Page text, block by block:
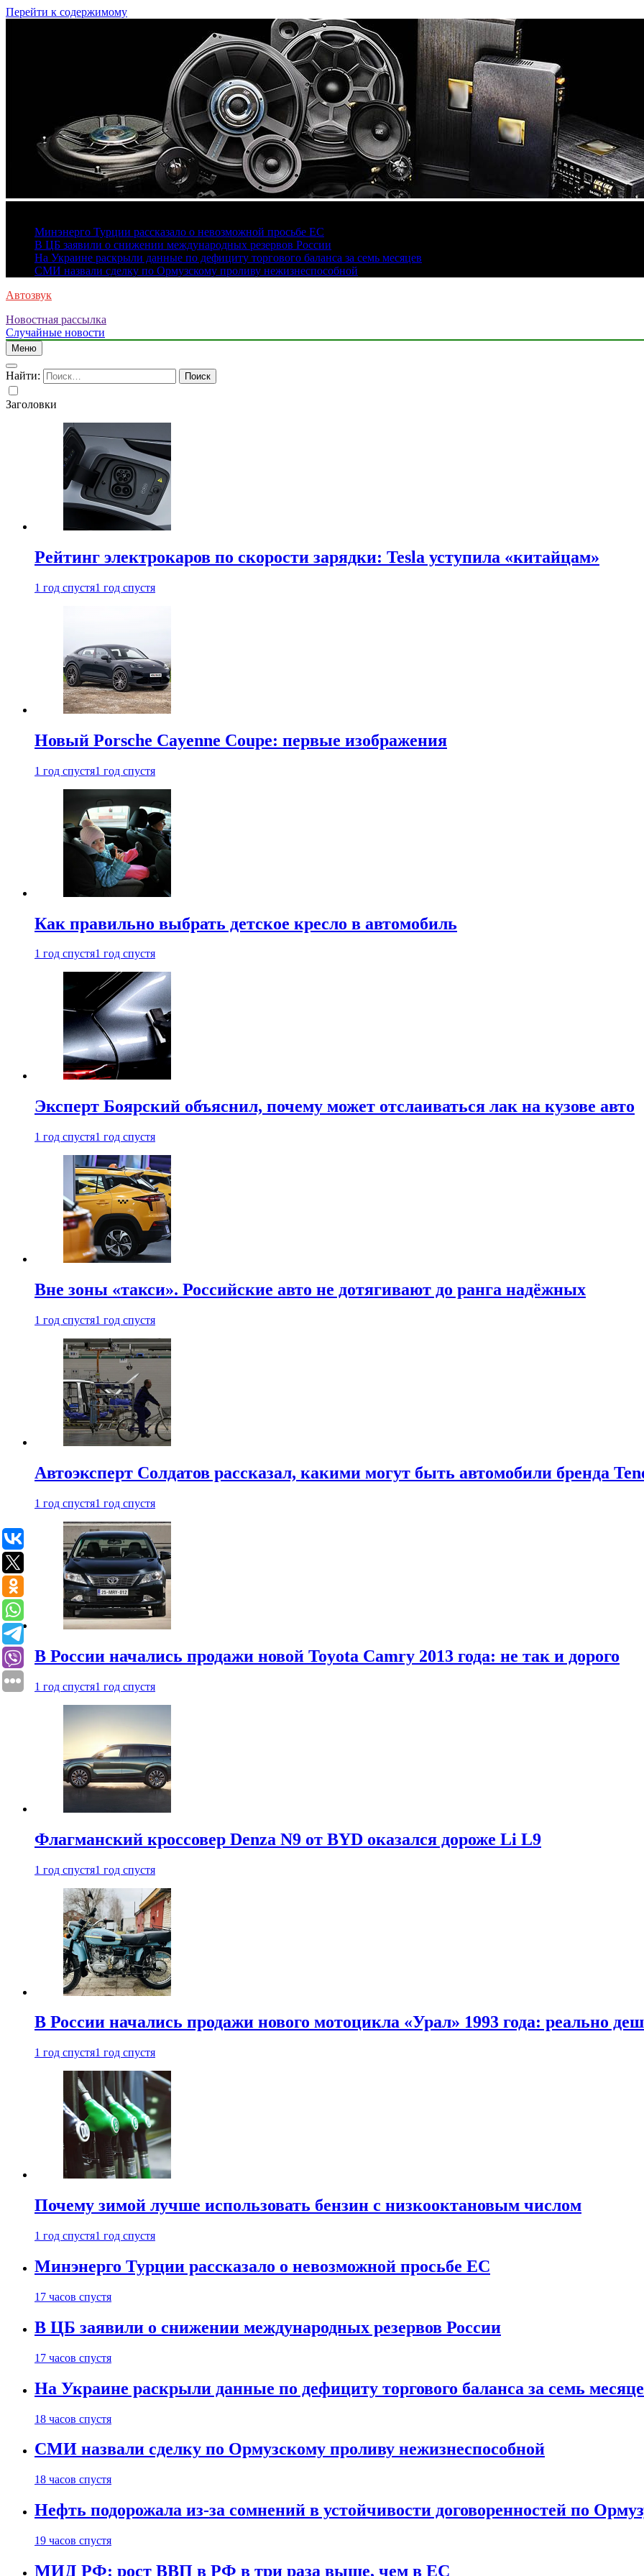
Перейти к содержимому
Минэнерго Турции рассказало о невозможной просьбе ЕС
В ЦБ заявили о снижении международных резервов России
На Украине раскрыли данные по дефициту торгового баланса за семь месяцев
СМИ назвали сделку по Ормузскому проливу нежизнеспособной
Автозвук
Новостная рассылка
Случайные новости
Меню
Найти:
Заголовки
Рейтинг электрокаров по скорости зарядки: Tesla уступила «китайцам»
1 год спустя1 год спустя
Новый Porsche Cayenne Coupe: первые изображения
1 год спустя1 год спустя
Как правильно выбрать детское кресло в автомобиль
1 год спустя1 год спустя
Эксперт Боярский объяснил, почему может отслаиваться лак на кузове авто
1 год спустя1 год спустя
Вне зоны «такси». Российские авто не дотягивают до ранга надёжных
1 год спустя1 год спустя
Автоэксперт Солдатов рассказал, какими могут быть автомобили бренда
1 год спустя1 год спустя
В России начались продажи новой Toyota Camry 2013 года: не так и дорого
1 год спустя1 год спустя
Флагманский кроссовер Denza N9 от BYD оказался дороже Li L9
1 год спустя1 год спустя
В России начались продажи нового мотоцикла «Урал» 1993 года: реально
1 год спустя1 год спустя
Почему зимой лучше использовать бензин с низкооктановым числом
1 год спустя1 год спустя
Минэнерго Турции рассказало о невозможной просьбе ЕС
17 часов спустя
В ЦБ заявили о снижении международных резервов России
17 часов спустя
На Украине раскрыли данные по дефициту торгового баланса за семь
18 часов спустя
СМИ назвали сделку по Ормузскому проливу нежизнеспособной
18 часов спустя
Нефть подорожала из-за сомнений в устойчивости договоренностей по
19 часов спустя
МИД РФ: рост ВВП в РФ в три раза выше, чем в ЕС